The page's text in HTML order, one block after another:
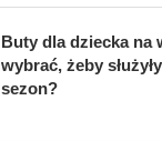
Buty dla dziecka na
wybrać, żeby
sezon?